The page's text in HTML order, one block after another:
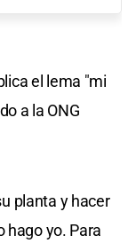
el lema "mi
a la ONG
planta y hacer
hago yo. Para